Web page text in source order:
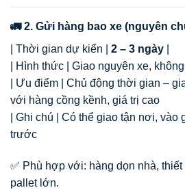
🚛 2. Gửi hàng bao xe (nguyên
| Thời gian dự kiến | 2 – 3 ngày
| Hình thức | Giao nguyên xe,
| Ưu điểm | Chủ động thời gian –
với hàng cồng kềnh, giá trị cao
| Ghi chú | Có thể giao tận nơi,
trước
✅ Phù hợp với: hàng dọn nhà, thiết
pallet lớn.